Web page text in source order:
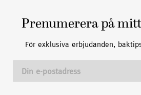
Prenumerera på
För exklusiva erbjudanden,